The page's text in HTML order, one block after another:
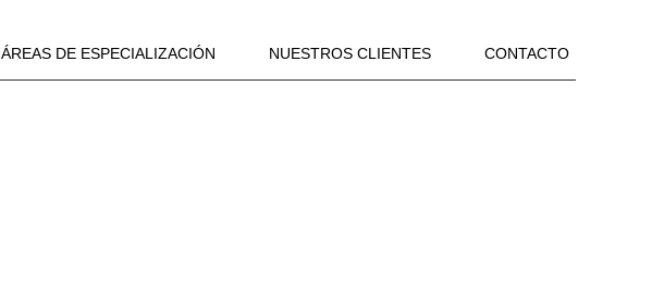
ÁREAS DE ESPECIALIZACIÓN NUESTROS CLIENTES CONTACTO